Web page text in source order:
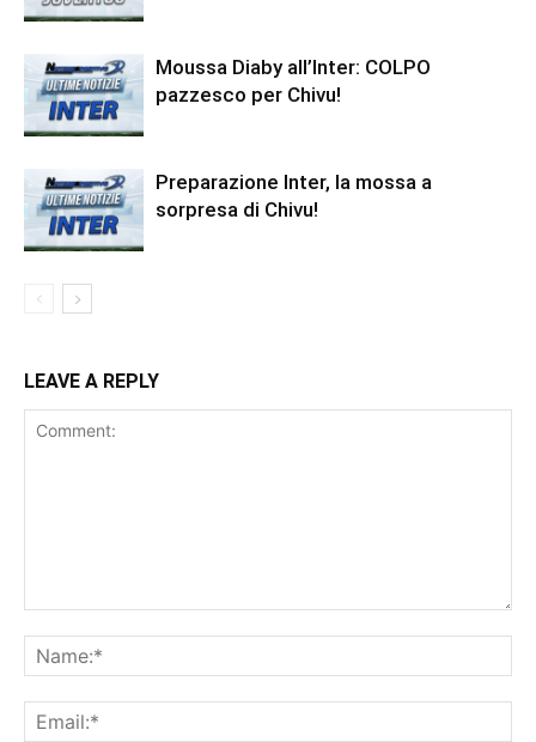
Moussa Diaby all’Inter: COLPO
pazzesco per Chivu!
Preparazione Inter, la mossa a
sorpresa di Chivu!
LEAVE A REPLY